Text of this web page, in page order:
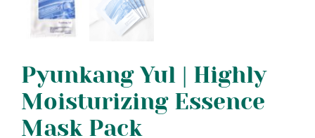
Pyunkang Yul | Highly
Moisturizing Essence
Mask Pack